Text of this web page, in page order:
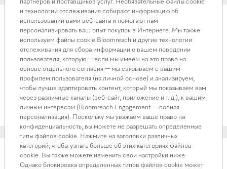
Вытяжка настенная декоративная
Вытяжка PUR98W EDST
Silver
733 000 ₸
Нет в наличии
В корзину
и технологии отслеживания собирают информацию об
использовании вами веб-сайта и помогают нам
персонализировать ваш опыт покупок в Интернете. Мы также
используем файлы cookie Bloomreach и другие технологии
отслеживания для сбора информации о вашем поведении
пользователя, которую — если мы имеем на это право на
основе отдельного согласия — мы связываем с вашим
профилем пользователя (на личной основе) и анализируем,
чтобы лучше адаптировать контент, который мы показываем вам
через различные каналы (веб-сайт, приложение и т. д.), к вашим
личным интересам (Bloomreach Engagement — полная
персонализация). Поскольку мы уважаем ваше право на
конфиденциальность, вы можете не разрешать определенные
типы файлов cookie. Нажмите на заголовки различных
категорий, чтобы узнать больше об этих категориях файлов
cookie. Вы также можете изменить свои настройки ниже.
Однако блокировка определенных типов файлов cookie может